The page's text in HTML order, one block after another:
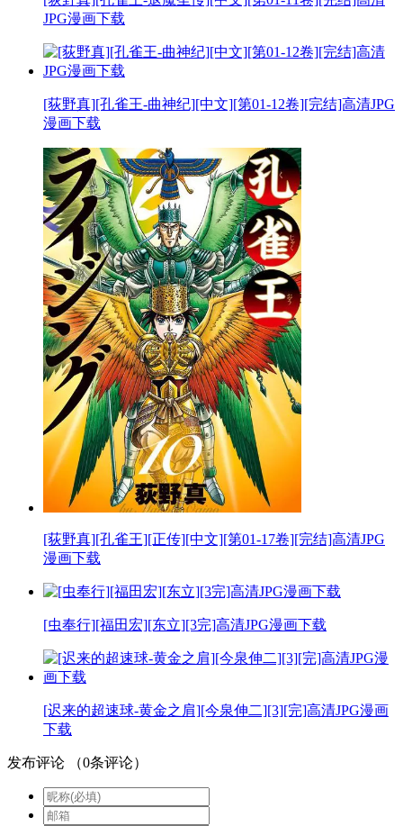
JPG漫画下载
[荻野真][孔雀王-曲神纪][中文][第01-12卷][完结]高清JPG
漫画下载
[荻野真][孔雀王][正传][中文][第01-17卷][完结]高清JPG
漫画下载
[虫奉行][福田宏][东立][3完]高清JPG漫画下载
[迟来的超速球-黄金之肩][今泉伸二][3][完]高清JPG漫画
下载
发布评论 （0条评论）